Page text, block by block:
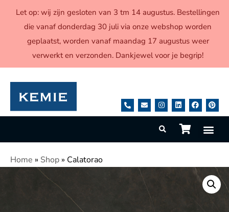
Home » Shop » Calatorao
Let op: wij zijn gesloten van 3 tm 14 augustus. Bestellingen
die vanaf donderdag 30 juli via onze webshop worden
geplaatst, worden vanaf maandag 17 augustus weer
verwerkt en verzonden. Dankjewel voor je begrip!